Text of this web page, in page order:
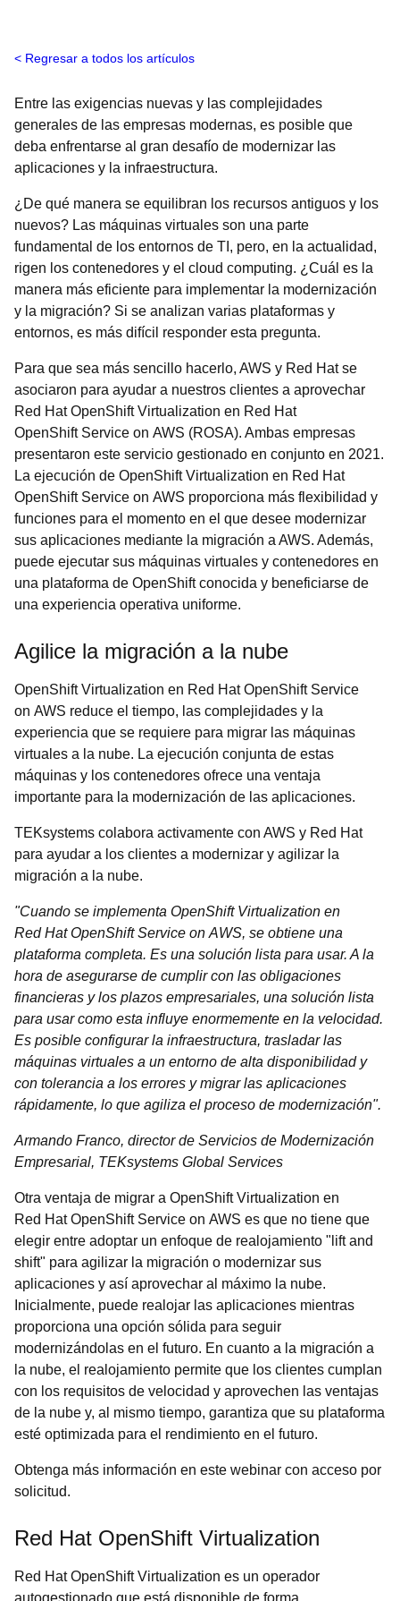
Regresar a todos los artículos
Entre las exigencias nuevas y las complejidades
generales de las empresas modernas, es posible que
deba enfrentarse al gran desafío de modernizar las
aplicaciones y la infraestructura.
¿De qué manera se equilibran los recursos antiguos y los
nuevos? Las máquinas virtuales son una parte
fundamental de los entornos de TI, pero, en la actualidad,
rigen los contenedores y el cloud computing. ¿Cuál es la
manera más eficiente para implementar la modernización
y la migración? Si se analizan varias plataformas y
entornos, es más difícil responder esta pregunta.
Para que sea más sencillo hacerlo, AWS y Red Hat se
asociaron para ayudar a nuestros clientes a aprovechar
Red Hat OpenShift Virtualization en Red Hat
OpenShift Service on AWS (ROSA). Ambas empresas
presentaron este servicio gestionado en conjunto en 2021.
La ejecución de OpenShift Virtualization en Red Hat
OpenShift Service on AWS proporciona más flexibilidad y
funciones para el momento en el que desee modernizar
sus aplicaciones mediante la migración a AWS. Además,
puede ejecutar sus máquinas virtuales y contenedores en
una plataforma de OpenShift conocida y beneficiarse de
una experiencia operativa uniforme.
Agilice la migración a la nube
OpenShift Virtualization en Red Hat OpenShift Service
on AWS reduce el tiempo, las complejidades y la
experiencia que se requiere para migrar las máquinas
virtuales a la nube. La ejecución conjunta de estas
máquinas y los contenedores ofrece una ventaja
importante para la modernización de las aplicaciones.
TEKsystems colabora activamente con AWS y Red Hat
para ayudar a los clientes a modernizar y agilizar la
migración a la nube.
"Cuando se implementa OpenShift Virtualization en
Red Hat OpenShift Service on AWS, se obtiene una
plataforma completa. Es una solución lista para usar. A la
hora de asegurarse de cumplir con las obligaciones
financieras y los plazos empresariales, una solución lista
para usar como esta influye enormemente en la velocidad.
Es posible configurar la infraestructura, trasladar las
máquinas virtuales a un entorno de alta disponibilidad y
con tolerancia a los errores y migrar las aplicaciones
rápidamente, lo que agiliza el proceso de modernización".
Armando Franco, director de Servicios de Modernización
Empresarial, TEKsystems Global Services
Otra ventaja de migrar a OpenShift Virtualization en
Red Hat OpenShift Service on AWS es que no tiene que
elegir entre adoptar un enfoque de realojamiento "lift and
shift" para agilizar la migración o modernizar sus
aplicaciones y así aprovechar al máximo la nube.
Inicialmente, puede realojar las aplicaciones mientras
proporciona una opción sólida para seguir
modernizándolas en el futuro. En cuanto a la migración a
la nube, el realojamiento permite que los clientes cumplan
con los requisitos de velocidad y aprovechen las ventajas
de la nube y, al mismo tiempo, garantiza que su plataforma
esté optimizada para el rendimiento en el futuro.
Obtenga más información en este webinar con acceso por
solicitud.
Red Hat OpenShift Virtualization
Red Hat OpenShift Virtualization es un operador
autogestionado que está disponible de forma